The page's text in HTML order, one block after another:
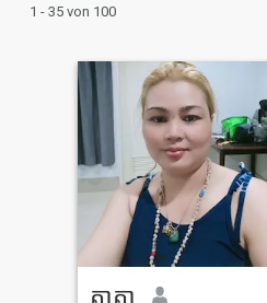
1 - 35 von 100
តាតា